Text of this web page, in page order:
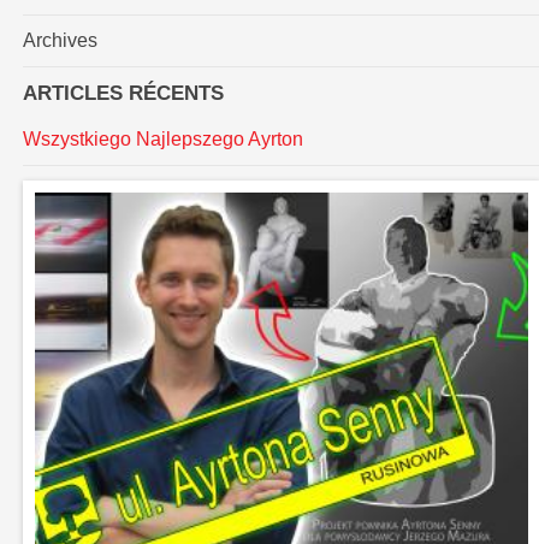
Archives
ARTICLES RÉCENTS
Wszystkiego Najlepszego Ayrton